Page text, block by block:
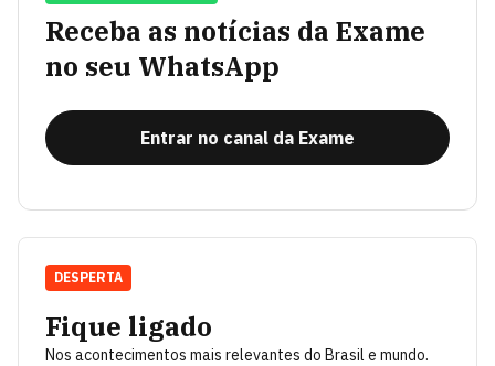
Receba as notícias da Exame
no seu WhatsApp
Entrar no canal da Exame
Fique ligado
Nos acontecimentos mais relevantes do Brasil e mundo.
DESPERTA